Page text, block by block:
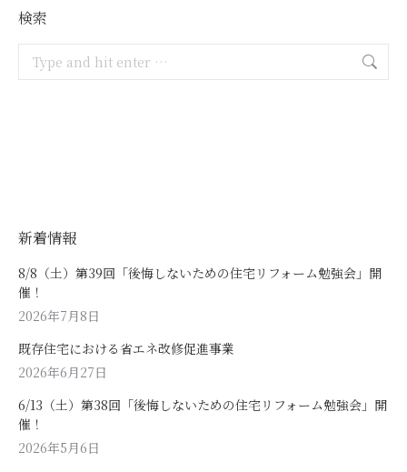
検索
新着情報
8/8（土）第39回「後悔しないための住宅リフォーム勉強会」開
催！
2026年7月8日
既存住宅における省エネ改修促進事業
2026年6月27日
6/13（土）第38回「後悔しないための住宅リフォーム勉強会」開
催！
2026年5月6日